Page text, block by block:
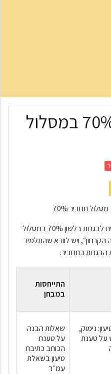
המיקוד בלשון 70% במסלול
תחביר 70%
לפניכם מפורטים הנושאים הנדרשים לבגרות בלשון 70% במסלול
ויש לוודא שהתלמיד
הבגרות בתחביר.
התייחסות
במבחן
נימוק,
על טענת
שאלות הבנה
על טענת
הכותב כתיבת
טיעון בשאלת
עמ״ר